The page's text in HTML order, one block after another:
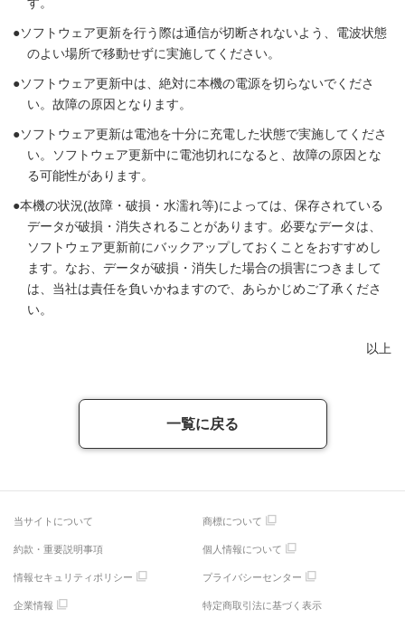
ソフトウェア更新を行う際は通信が切断されないよう、電波状態
のよい場所で移動せずに実施してください。
ソフトウェア更新中は、絶対に本機の電源を切らないでくださ
い。故障の原因となります。
ソフトウェア更新は電池を十分に充電した状態で実施してくださ
い。ソフトウェア更新中に電池切れになると、故障の原因とな
る可能性があります。
本機の状況(故障・破損・水濡れ等)によっては、保存されている
データが破損・消失されることがあります。必要なデータは、
ソフトウェア更新前にバックアップしておくことをおすすめし
ます。なお、データが破損・消失した場合の損害につきまして
は、当社は責任を負いかねますので、あらかじめご了承くださ
い。
以上
一覧に戻る
当サイトについて 商標について
約款・重要説明事項 個人情報について
情報セキュリティポリシー プライバシーセンター
企業情報 特定商取引法に基づく表示